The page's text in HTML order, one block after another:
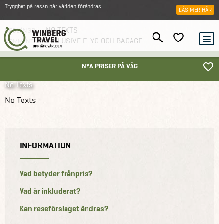
Trygghet på resan när världen förändras LÄS MER HÄR
No Texts
RESLÄNGD NO TEXTS
KOMMENTAR INKLUSIVE FLYG OCH BAGAGE
NYA PRISER PÅ VÄG
Thailand
No Texts
INFORMATION
Vad betyder frånpris?
Vad är inkluderat?
Kan reseförslaget ändras?